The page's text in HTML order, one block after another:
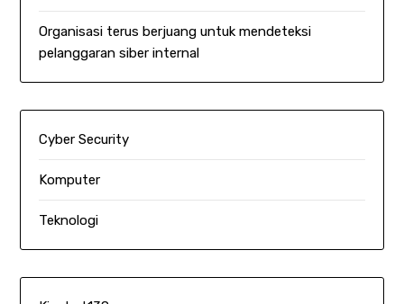
Organisasi terus berjuang untuk mendeteksi
pelanggaran siber internal
Cyber Security
Komputer
Teknologi